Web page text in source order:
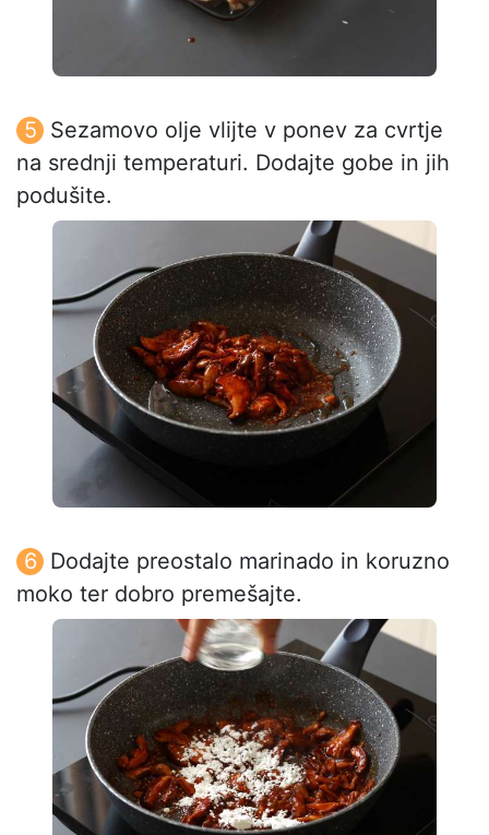
Sezamovo olje vlijte v ponev za cvrtje
na srednji temperaturi. Dodajte gobe in jih
podušite.
Dodajte preostalo marinado in koruzno
moko ter dobro premešajte.